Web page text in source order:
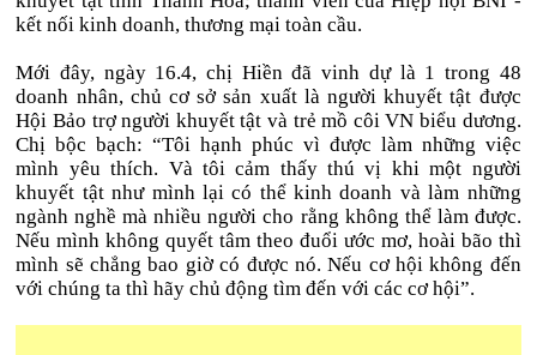
kết nối kinh doanh, thương mại toàn cầu.
Mới đây, ngày 16.4, chị Hiền đã vinh dự là 1 trong 48
doanh nhân, chủ cơ sở sản xuất là người khuyết tật được
Hội Bảo trợ người khuyết tật và trẻ mồ côi VN biểu dương.
Chị bộc bạch: “Tôi hạnh phúc vì được làm những việc
mình yêu thích. Và tôi cảm thấy thú vị khi một người
khuyết tật như mình lại có thể kinh doanh và làm những
ngành nghề mà nhiều người cho rằng không thể làm được.
Nếu mình không quyết tâm theo đuổi ước mơ, hoài bão thì
mình sẽ chẳng bao giờ có được nó. Nếu cơ hội không đến
với chúng ta thì hãy chủ động tìm đến với các cơ hội”.